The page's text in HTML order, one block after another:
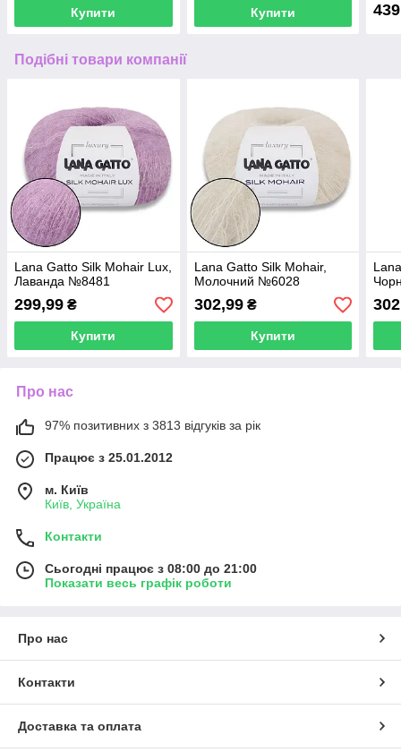
Купити Купити
Подібні товари компанії
Lana Gatto Silk Mohair Lux,
Лаванда №8481
299,99 ₴
Купити
Lana Gatto Silk Mohair,
Молочний №6028
302,99₴
Купити
Про нас
97% позитивних з 3813 відгуків за рік
Працює з 25.01.2012
м. Київ
Київ, Україна
Контакти
Сьогодні працює з 08:00 до 21:00
Показати весь графік роботи
Про нас
Контакти
Доставка та оплата